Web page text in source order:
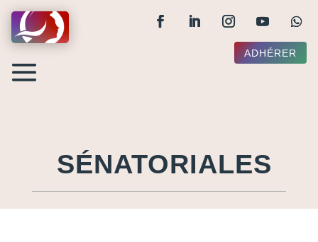
ADHÉRER
SÉNATORIALES